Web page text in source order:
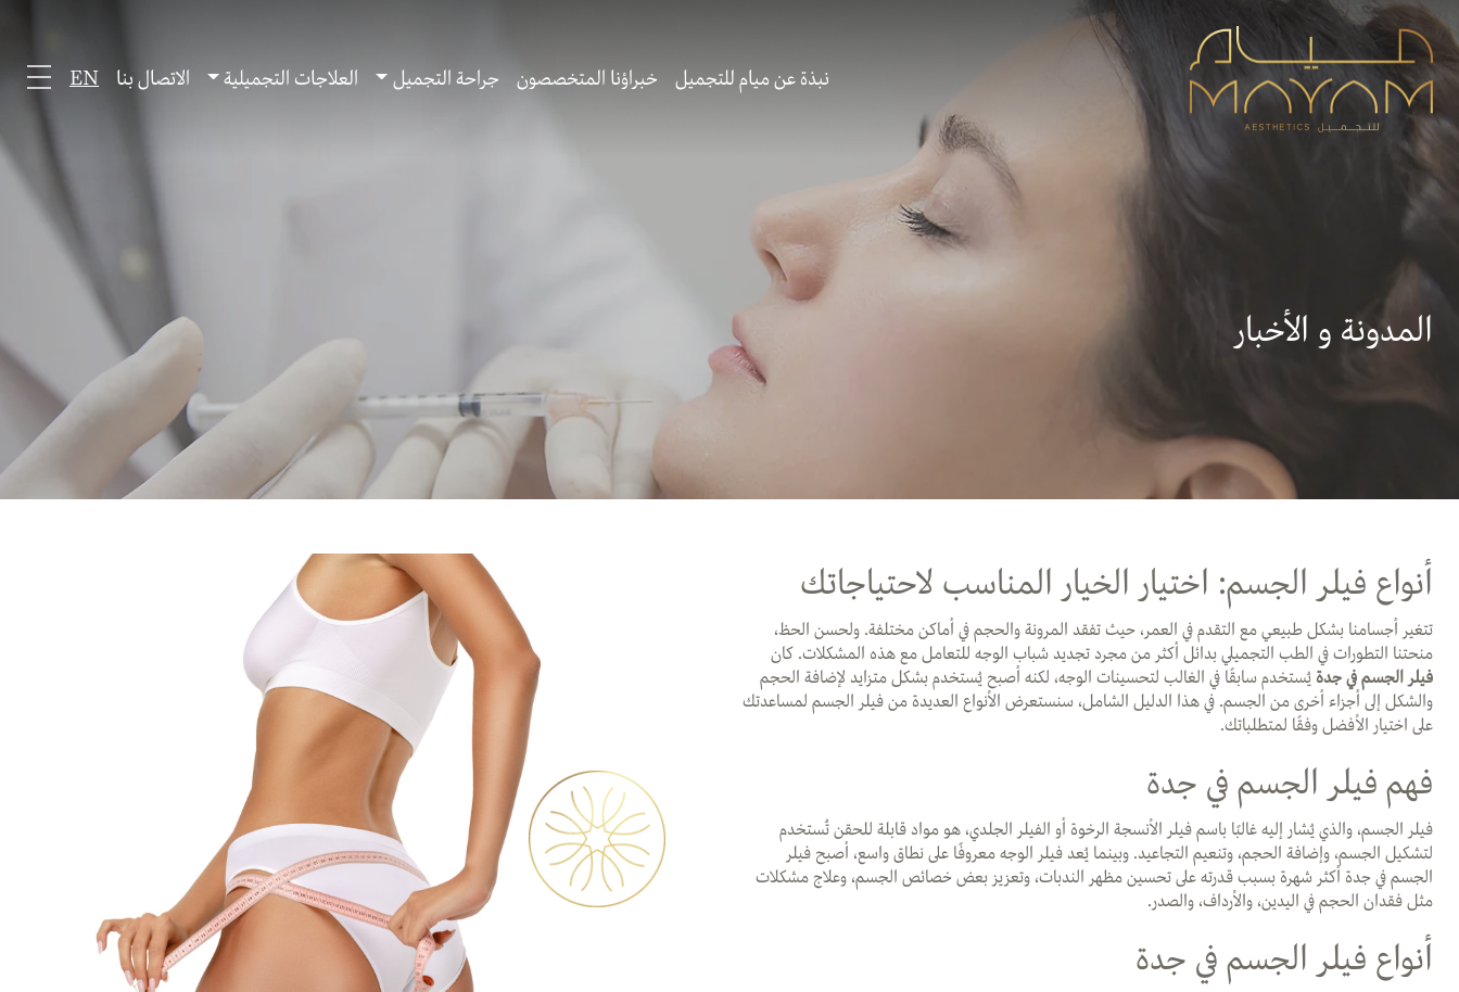
نبذة عن ميام للتجميل خبراؤنا المتخصصون جراحة التجميل العلاجات التجميلية الاتصال بنا EN
المدونة و الأخبار
أنواع فيلر الجسم: اختيار الخيار المناسب لاحتياجاتك
تتغير أجسامنا بشكل طبيعي مع التقدم في العمر، حيث تفقد المرونة والحجم في أماكن مختلفة. ولحسن الحظ،
منحتنا التطورات في الطب التجميلي بدائل أكثر من مجرد تجديد شباب الوجه للتعامل مع هذه المشكلات. كان
فيلر الجسم في جدة يُستخدم سابقًا في الغالب لتحسينات الوجه، لكنه أصبح يُستخدم بشكل متزايد لإضافة الحجم
والشكل إلى أجزاء أخرى من الجسم. في هذا الدليل الشامل، سنستعرض الأنواع العديدة من فيلر الجسم لمساعدتك
على اختيار الأفضل وفقًا لمتطلباتك.
فهم فيلر الجسم في جدة
فيلر الجسم، والذي يُشار إليه غالبًا باسم فيلر الأنسجة الرخوة أو الفيلر الجلدي، هو مواد قابلة للحقن تُستخدم
لتشكيل الجسم، وإضافة الحجم، وتنعيم التجاعيد. وبينما يُعد فيلر الوجه معروفًا على نطاق واسع، أصبح فيلر
الجسم في جدة أكثر شهرة بسبب قدرته على تحسين مظهر الندبات، وتعزيز بعض خصائص الجسم، وعلاج مشكلات
مثل فقدان الحجم في اليدين، والأرداف، والصدر.
أنواع فيلر الجسم في جدة